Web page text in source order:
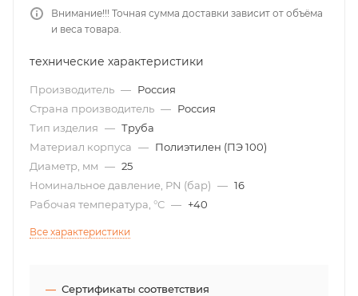
Внимание!!! Точная сумма доставки зависит от объёма
и веса товара.
технические характеристики
Производитель — Россия
Страна производитель — Россия
Тип изделия — Труба
Материал корпуса — Полиэтилен (ПЭ 100)
Диаметр, мм — 25
Номинальное давление, PN (бар) — 16
Рабочая температура, °С — +40
Все характеристики
Сертификаты соответствия